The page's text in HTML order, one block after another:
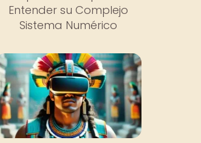
Entender su Complejo
Sistema Numérico